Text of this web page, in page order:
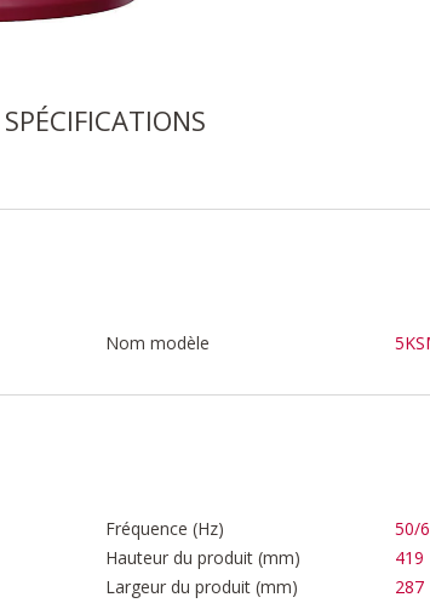
SPÉCIFICATIONS
Nom modèle
Fréquence (Hz)
50/
Hauteur du produit (mm)
419
Largeur du produit (mm)
287